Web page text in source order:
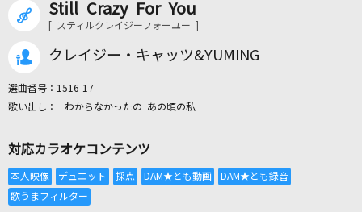
カラオケ検索
全国りれき
Still Crazy For You
[ スティルクレイジーフォーユー ]
クレイジー・キャッツ&YUMING
選曲番号： 1516-17
わからなかったの あの頃の私
対応カラオケコンテンツ